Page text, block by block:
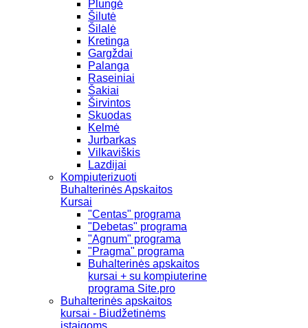
Plungė
Šilutė
Šilalė
Kretinga
Gargždai
Palanga
Raseiniai
Šakiai
Širvintos
Skuodas
Kelmė
Jurbarkas
Vilkaviškis
Lazdijai
Kompiuterizuoti
Buhalterinės Apskaitos
Kursai
"Centas" programa
"Debetas" programa
"Agnum" programa
"Pragma" programa
Buhalterinės apskaitos
kursai + su kompiuterine
programa Site.pro
Buhalterinės apskaitos
kursai - Biudžetinėms